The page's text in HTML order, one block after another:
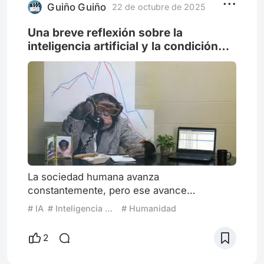
memoria y el increíble leg
Guiño Guiño 22 de octubre de 2025
Una breve reflexión sobre la
inteligencia artificial y la condición
humana.
La sociedad humana avanza
constantemente, pero ese avance
paradójicamente nos lleva hacia la debacle
de la civilización que construimos en el
camino. Son evidentes las invenciones
nuestras que ocasionan o son señal de
# IA # Inteligencia Artificial # Humanidad
2